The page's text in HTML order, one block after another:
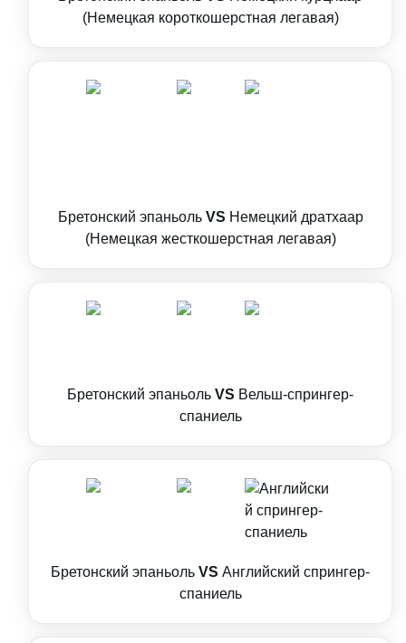
(Немецкая короткошерстная легавая)
Бретонский эпаньоль VS Немецкий дратхаар
(Немецкая жесткошерстная легавая)
Бретонский эпаньоль VS Вельш-спрингер-
спаниель
Бретонский эпаньоль VS Английский спрингер-
спаниель